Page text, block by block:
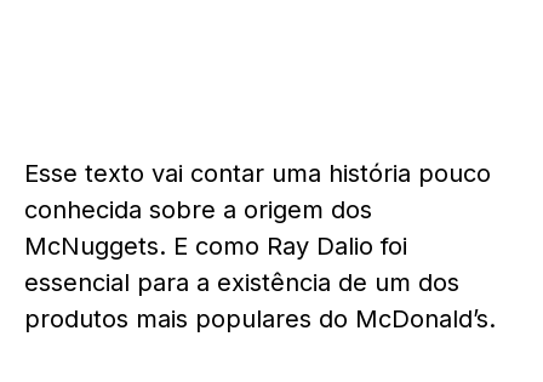
Esse texto vai contar uma história pouco
conhecida sobre a origem dos
McNuggets. E como Ray Dalio foi
essencial para a existência de um dos
produtos mais populares do McDonald’s.